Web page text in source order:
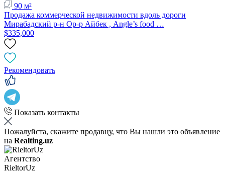
90 м²
Продажа коммерческой недвижимости вдоль дороги
Мирабадский р-н Ор-р Айбек , Angle’s food …
$335,000
Рекомендовать
Показать контакты
Пожалуйста, скажите продавцу, что Вы нашли это объявление
на Realting.uz
Агентство
RieltorUz